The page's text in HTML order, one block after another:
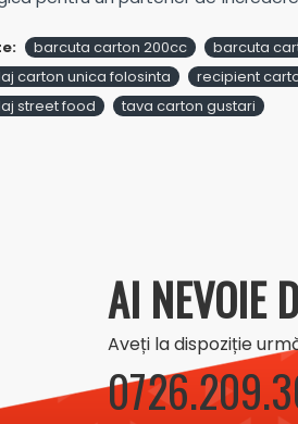
barcuta carton 200cc barcuta
carton unica folosinta
recipient
street food
tava carton gustari
AI NEVOIE
Aveți la dispoziție